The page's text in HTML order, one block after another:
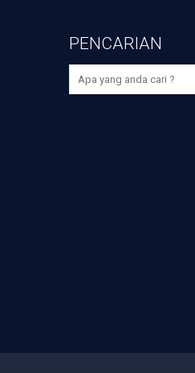
PENCARIAN